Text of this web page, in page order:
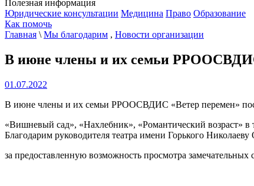
Полезная информация
Юридические консультации Медицина Право Образование
Как помочь
Главная \ Мы благодарим , Новости организации
В июне члены и их семьи РРООСВДИС
01.07.2022
В июне члены и их семьи РРООСВДИС «Ветер перемен»
«Вишневый сад», «Нахлебник», «Романтический возраст» в
Благодарим руководителя театра имени Горького
за предоставленную возможность просмотра замечательных